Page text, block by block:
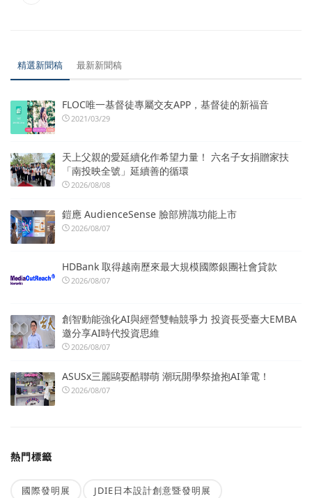
精選新聞稿 最新新聞稿
FLOC唯一基督徒專屬交友APP，基督徒的新福音
2021/03/29
天上父親的愛延續化作希望力量！ 六名子女捐贈家扶
「南投映全號」延續善的循環
2026/08/08
鎧應 AudienceSense 臉部辨識功能上市
2026/08/07
HDBank 取得越南歷來最大規模國際銀團社會貸款
2026/08/07
創智動能強化AI與經營雙軸競爭力 投資長受臺大EMBA
邀分享AI時代投資思維
2026/08/07
ASUSx三麗鷗耍酷聯萌 潮玩開學祭搶抱AI筆電！
2026/08/07
熱門標籤
國際發明展 JDIE日本設計創意暨發明展